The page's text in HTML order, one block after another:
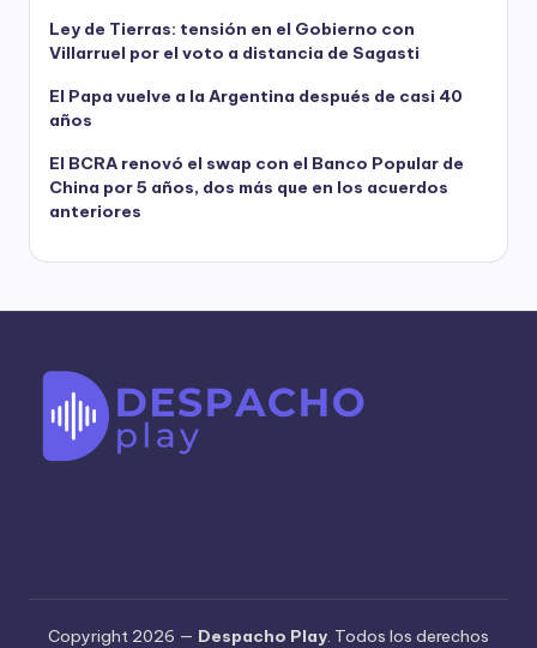
Ley de Tierras: tensión en el Gobierno con
Villarruel por el voto a distancia de Sagasti
El Papa vuelve a la Argentina después de casi 40
años
El BCRA renovó el swap con el Banco Popular de
China por 5 años, dos más que en los acuerdos
anteriores
Copyright 2026 — Despacho Play. Todos los derechos